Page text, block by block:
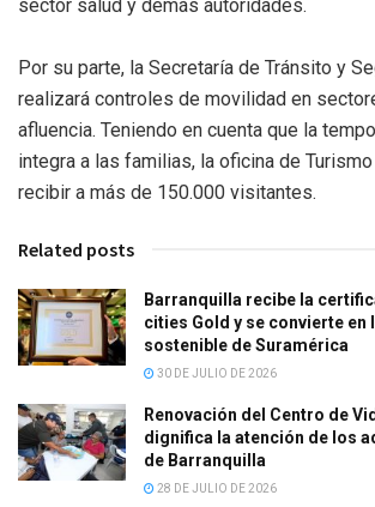
sector salud y demás autoridades.
Por su parte, la Secretaría de Tránsito y
realizará controles de movilidad en
afluencia. Teniendo en cuenta que la
integra a las familias, la oficina de
recibir a más de 150.000 visitantes.
Related posts
Barranquilla recibe la
cities Gold y se convierte en
sostenible de Suramérica
30 DE JULIO DE 2026
Renovación del Centro de
dignifica la atención de los
de Barranquilla
28 DE JULIO DE 2026